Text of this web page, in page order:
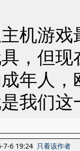
机游
，但
年人
我们
7-6 19:24 只看该作者